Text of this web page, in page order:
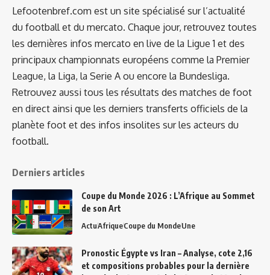
Lefootenbref.com est un site spécialisé sur l’actualité
du football et du mercato. Chaque jour, retrouvez toutes
les dernières infos mercato en live de la Ligue 1 et des
principaux championnats européens comme la Premier
League, la Liga, la Serie A ou encore la Bundesliga.
Retrouvez aussi tous les résultats des matches de foot
en direct ainsi que les derniers transferts officiels de la
planète foot et des infos insolites sur les acteurs du
football.
Derniers articles
Coupe du Monde 2026 : L’Afrique au Sommet
de son Art
ActuAfriqueCoupe du MondeUne
Pronostic Égypte vs Iran – Analyse, cote 2,16
et compositions probables pour la dernière